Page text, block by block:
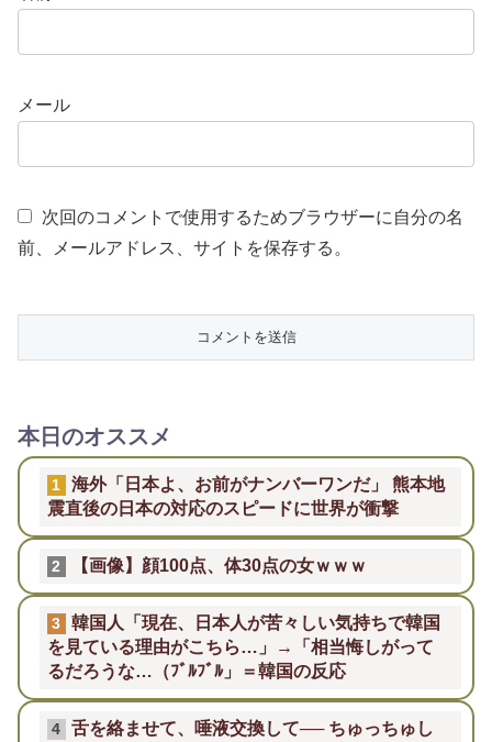
メール
次回のコメントで使用するためブラウザーに自分の名
前、メールアドレス、サイトを保存する。
本日のオススメ
1
海外「日本よ、お前がナンバーワンだ」 熊本地
震直後の日本の対応のスピードに世界が衝撃
2 【画像】顔100点、体30点の女ｗｗｗ
3
韓国人「現在、日本人が苦々しい気持ちで韓国
を見ている理由がこちら…」→「相当悔しがって
るだろうな…（ﾌﾞﾙﾌﾞﾙ」＝韓国の反応
4
舌を絡ませて、唾液交換して── ちゅっちゅし